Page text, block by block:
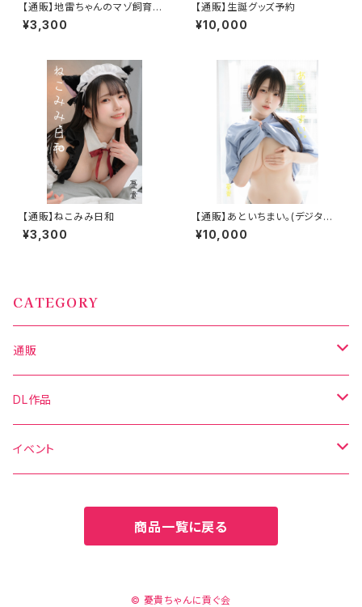
【通販】地雷ちゃんのマゾ飼育日
記
¥3,300
【通販】生誕グッズ予約
¥10,000
【通販】ねこみみ日和
¥3,300
【通販】あといちまい。(デジタル
版付き)
¥10,000
CATEGORY
通販
写真集
グッズ
DL作品
DL写真集
イベント
商品一覧に戻る
© 憂貴ちゃんに貢ぐ会